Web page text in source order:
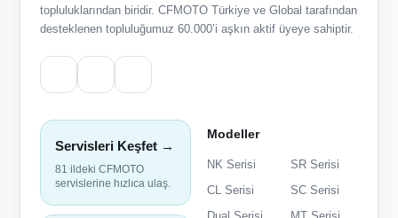
topluluklarından biridir. CFMOTO Türkiye ve Global tarafından
desteklenen topluluğumuz 60.000’i aşkın aktif üyeye sahiptir.
Servisleri Keşfet →
81 ildeki CFMOTO
servislerine hızlıca ulaş.
Modeller
NK Serisi
SR Serisi
CL Serisi
SC Serisi